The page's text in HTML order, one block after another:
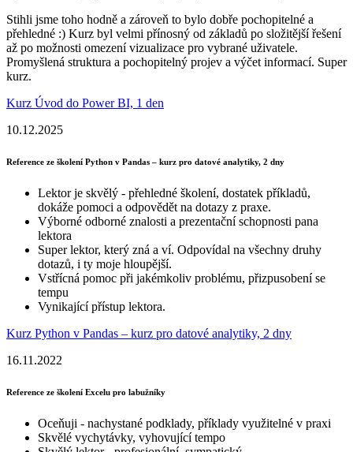
Stihli jsme toho hodně a zároveň to bylo dobře pochopitelné a
přehledné :) Kurz byl velmi přínosný od základů po složitější řešení
až po možnosti omezení vizualizace pro vybrané uživatele.
Promyšlená struktura a pochopitelný projev a výčet informací. Super
kurz.
Kurz Úvod do Power BI, 1 den
10.12.2025
Reference ze školení Python v Pandas – kurz pro datové analytiky, 2 dny
Lektor je skvělý - přehledné školení, dostatek příkladů,
dokáže pomoci a odpovědět na dotazy z praxe.
Výborné odborné znalosti a prezentační schopnosti pana
lektora
Super lektor, který zná a ví. Odpovídal na všechny druhy
dotazů, i ty moje hloupější.
Vstřícná pomoc při jakémkoliv problému, přizpusobení se
tempu
Vynikající přístup lektora.
Kurz Python v Pandas – kurz pro datové analytiky, 2 dny
16.11.2022
Reference ze školení Excelu pro labužníky
Oceňuji - nachystané podklady, příklady využitelné v praxi
Skvělé vychytávky, vyhovující tempo